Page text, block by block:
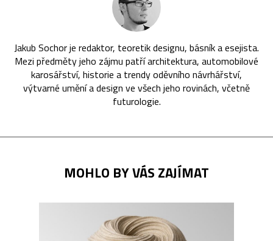
Jakub Sochor je redaktor, teoretik designu, básník a esejista.
Mezi předměty jeho zájmu patří architektura, automobilové
karosářství, historie a trendy oděvního návrhářství,
výtvarné umění a design ve všech jeho rovinách, včetně
futurologie.
MOHLO BY VÁS ZAJÍMAT